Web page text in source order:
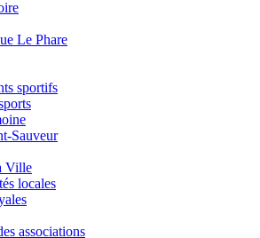
Le Phare
sportifs
Sauveur
Ville
locales
associations